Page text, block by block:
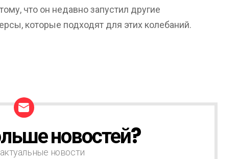
что он недавно запустил другие
которые подходят для этих колебаний.
новостей?
новости